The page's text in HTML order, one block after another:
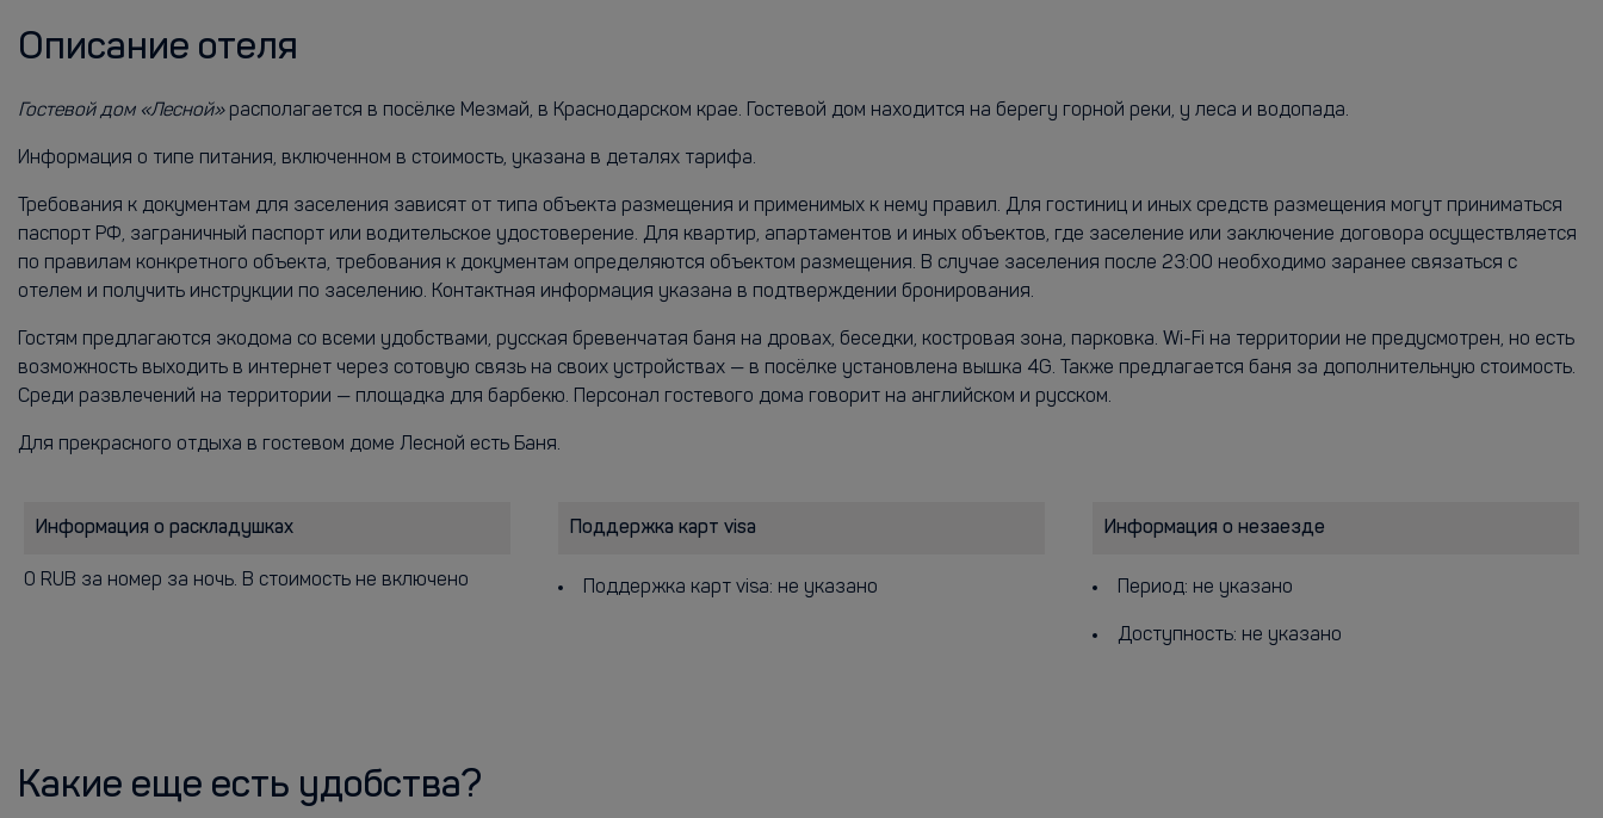
Описание отеля
Гостевой дом «Лесной»располагается в посёлке Мезмай, в Краснодарском крае. Гостевой дом находится на берегу горной реки, у леса и водопада.
Информация о типе питания, включенном в стоимость, указана в деталях тарифа.
Требования к документам для заселения зависят от типа объекта размещения и применимых к нему правил. Для гостиниц и иных средств размещения могут приниматься
паспорт РФ, заграничный паспорт или водительское удостоверение. Для квартир, апартаментов и иных объектов, где заселение или заключение договора осуществляется
по правилам конкретного объекта, требования к документам определяются объектом размещения. В случае заселения после 23:00 необходимо заранее связаться с
отелем и получить инструкции по заселению. Контактная информация указана в подтверждении бронирования.
Гостям предлагаются экодома со всеми удобствами, русская бревенчатая баня на дровах, беседки, костровая зона, парковка. Wi-Fi на территории не предусмотрен, но есть
возможность выходить в интернет через сотовую связь на своих устройствах — в посёлке установлена вышка 4G. Также предлагается баня за дополнительную стоимость.
Среди развлечений на территории — площадка для барбекю. Персонал гостевого дома говорит на английском и русском.
Для прекрасного отдыха в гостевом доме Лесной есть Баня.
Информация о раскладушках
0 RUB за номер за ночь. В стоимость не включено
Поддержка карт visa
Поддержка карт visa: не указано
Информация о незаезде
Период: не указано
Доступность: не указано
Какие еще есть удобства?